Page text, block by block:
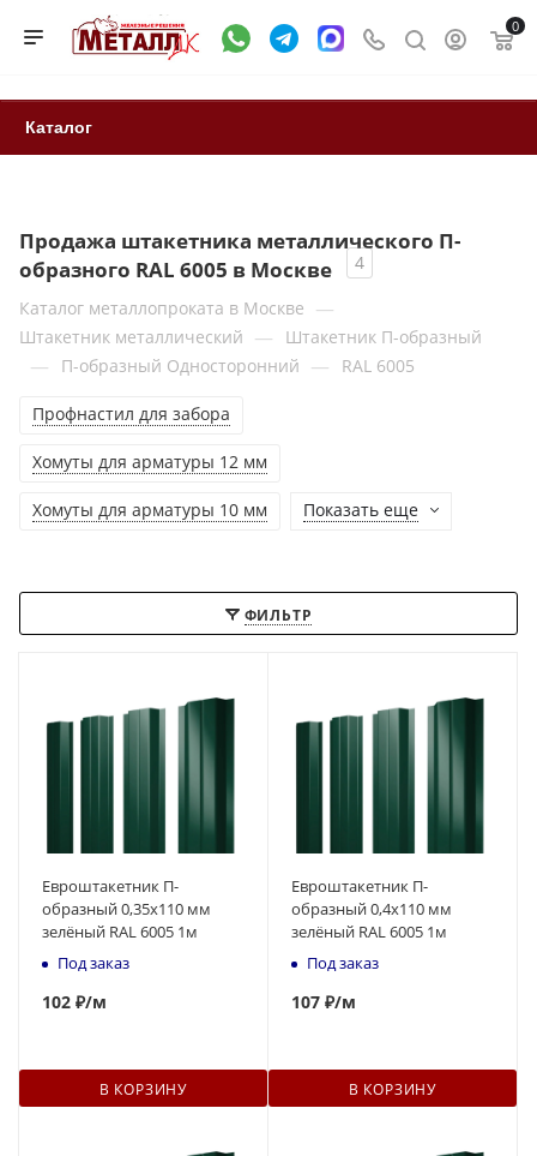
0
Каталог
Продажа штакетника металлического П-
образного RAL 6005 в Москве
4
Каталог металлопроката в Москве —
Штакетник металлический — Штакетник П-образный
— П-образный Односторонний — RAL 6005
Профнастил для забора
Хомуты для арматуры 12 мм
Хомуты для арматуры 10 мм Показать еще
ФИЛЬТР
Евроштакетник П-
образный 0,35x110 мм
зелёный RAL 6005 1м
Под заказ
102 ₽/м
В КОРЗИНУ
Евроштакетник П-
образный 0,4x110 мм
зелёный RAL 6005 1м
Под заказ
107 ₽/м
В КОРЗИНУ